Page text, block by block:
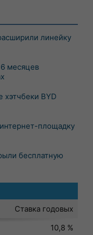
линейку
месяцев
хэтчбеки BYD
площадку
бесплатную
Ставка годовых
10,8 %